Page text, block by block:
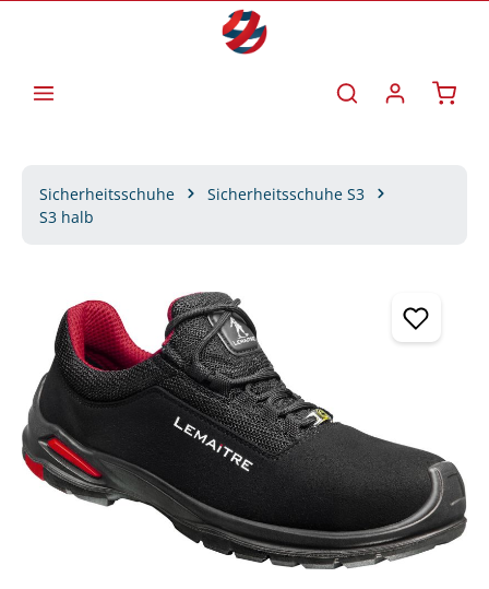
Sicherheitsschuhe
Sicherheitsschuhe S3
S3 halb